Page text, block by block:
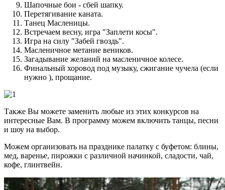
Шапочные бои - сбей шапку.
Перетягивание каната.
Танец Масленицы.
Встречаем весну, игра "Заплети косы".
Игра на силу "Забей гвоздь".
Масленичное метание веников.
Загадывание желаний на масленичное колесе.
Финальный хоровод под музыку, сжигание чучела (если
нужно ), прощание.
Также Вы можете заменить любые из этих конкурсов на
интересные Вам. В программу можем включить танцы, песни
и шоу на выбор.
Можем организовать на празднике палатку с буфетом: блины,
мед, варенье, пирожки с различной начинкой, сладости, чай,
кофе, глинтвейн.